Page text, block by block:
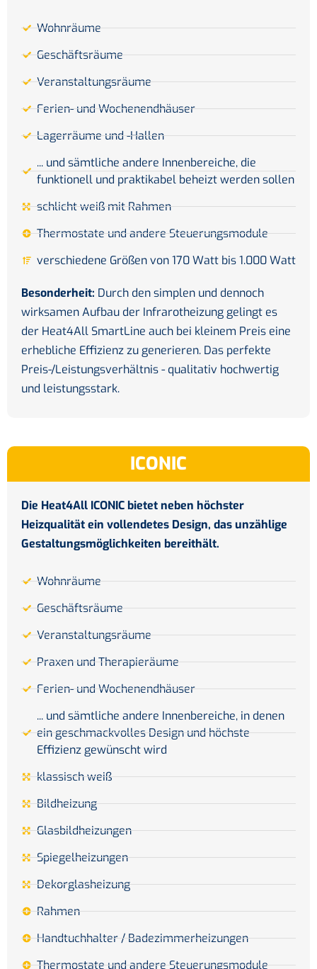
Wohnräume
Geschäftsräume
Veranstaltungsräume
Ferien- und Wochenendhäuser
Lagerräume und -Hallen
... und sämtliche andere Innenbereiche, die
funktionell und praktikabel beheizt werden sollen
schlicht weiß mit Rahmen
Thermostate und andere Steuerungsmodule
verschiedene Größen von 170 Watt bis 1.000 Watt
Besonderheit: Durch den simplen und dennoch
wirksamen Aufbau der Infrarotheizung gelingt es
der Heat4All SmartLine auch bei kleinem Preis eine
erhebliche Effizienz zu generieren. Das perfekte
Preis-/Leistungsverhältnis - qualitativ hochwertig
und leistungsstark.
ICONIC
Die Heat4All ICONIC bietet neben höchster
Heizqualität ein vollendetes Design, das unzählige
Gestaltungsmöglichkeiten bereithält.
Wohnräume
Geschäftsräume
Veranstaltungsräume
Praxen und Therapieräume
Ferien- und Wochenendhäuser
... und sämtliche andere Innenbereiche, in denen
ein geschmackvolles Design und höchste
Effizienz gewünscht wird
klassisch weiß
Bildheizung
Glasbildheizungen
Spiegelheizungen
Dekorglasheizung
Rahmen
Handtuchhalter / Badezimmerheizungen
Thermostate und andere Steuerungsmodule